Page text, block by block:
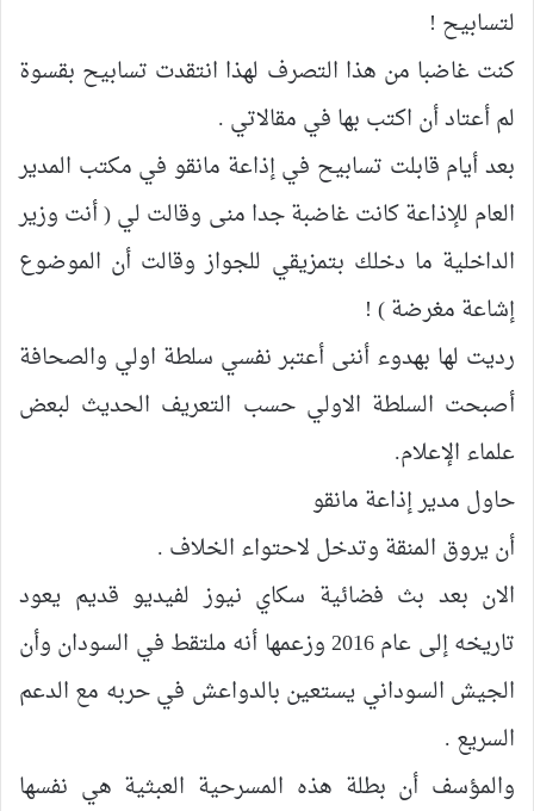
لتسابيح !
كنت غاضبا من هذا التصرف لهذا انتقدت تسابيح بقسوة
لم أعتاد أن اكتب بها في مقالاتي .
بعد أيام قابلت تسابيح في إذاعة مانقو في مكتب المدير
العام للإذاعة كانت غاضبة جدا منى وقالت لي ( أنت وزير
الداخلية ما دخلك بتمزيقي للجواز وقالت أن الموضوع
إشاعة مغرضة ) !
رديت لها بهدوء أننى أعتبر نفسي سلطة اولي والصحافة
أصبحت السلطة الاولي حسب التعريف الحديث لبعض
علماء الإعلام.
حاول مدير إذاعة مانقو
أن يروق المنقة وتدخل لاحتواء الخلاف .
الان بعد بث فضائية سكاي نيوز لفيديو قديم يعود
تاريخه إلى عام 2016 وزعمها أنه ملتقط في السودان وأن
الجيش السوداني يستعين بالدواعش في حربه مع الدعم
السريع .
والمؤسف أن بطلة هذه المسرحية العبثية هي نفسها